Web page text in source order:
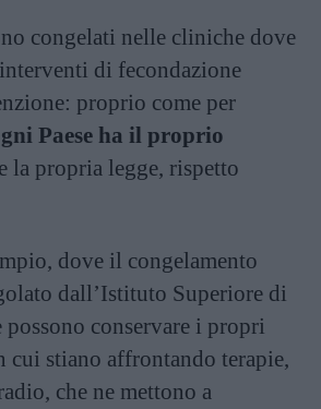
congelati nelle cliniche dove
di fecondazione
proprio come per
Paese ha il proprio
la propria legge, rispetto
dove il congelamento
dall’Istituto Superiore di
possono conservare i propri
cui stiano affrontando terapie,
che ne mettono a